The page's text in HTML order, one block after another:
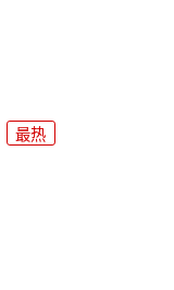
最热